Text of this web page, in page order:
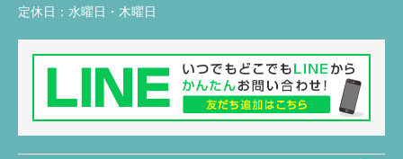
定休日： 水曜日・木曜日